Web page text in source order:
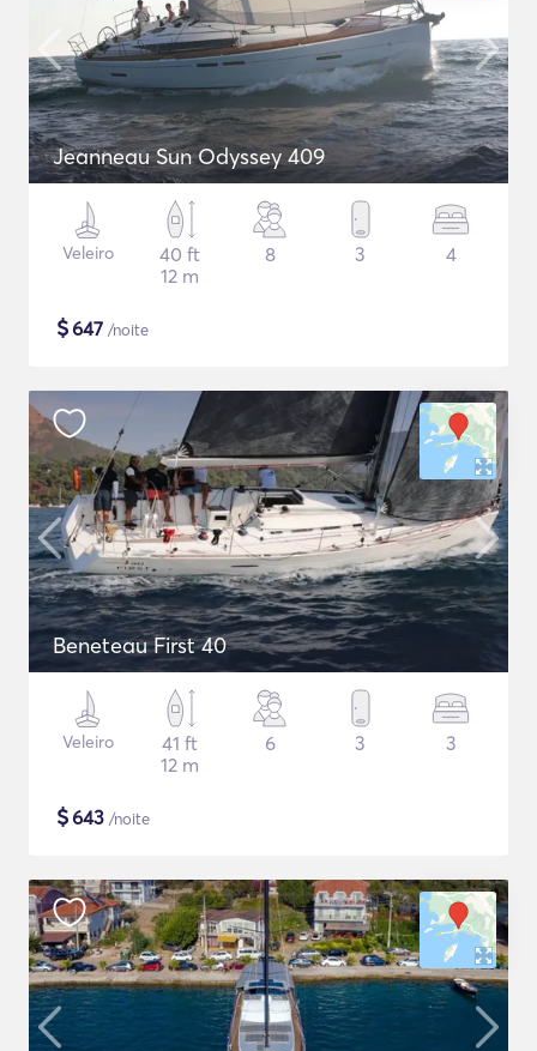
Jeanneau Sun Odyssey 409
Veleiro
40 ft
12 m
8 3 4
$647 /noite
Beneteau First 40
Veleiro
41 ft
12 m
6 3 3
$643 /noite